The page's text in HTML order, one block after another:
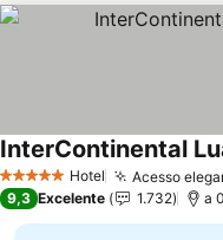
5 Estrelas Hotel Acesso
InterContinental
9,3 Excelente 1.732 a